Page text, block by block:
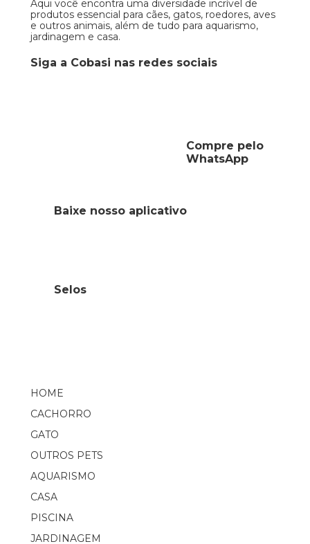
Aqui você encontra uma diversidade incrível de
produtos essencial para cães, gatos, roedores, aves
e outros animais, além de tudo para aquarismo,
jardinagem e casa.
Siga a Cobasi nas redes sociais
Compre pelo
WhatsApp
HOME
CACHORRO
GATO
OUTROS PETS
AQUARISMO
CASA
PISCINA
JARDINAGEM
Baixe nosso aplicativo
Selos